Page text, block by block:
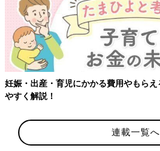
妊娠・出産・育児にかかる費用やもら
やすく解説！
連載一覧へ